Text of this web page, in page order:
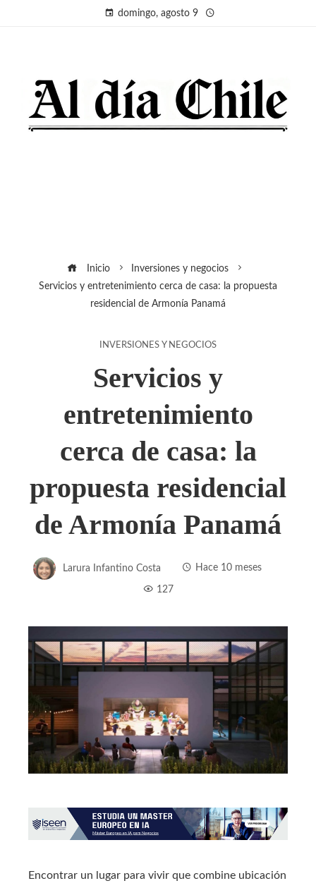
domingo, agosto 9
Inicio
Inversiones y negocios
Servicios y entretenimiento cerca de casa: la propuesta
residencial de Armonía Panamá
INVERSIONES Y NEGOCIOS
Servicios y
entretenimiento
cerca de casa: la
propuesta residencial
de Armonía Panamá
Larura Infantino Costa Hace 10 meses
127
Encontrar un lugar para vivir que combine ubicación